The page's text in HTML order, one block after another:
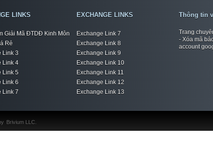
LINKS
Giải Mã ĐTDĐ Kinh Môn
Rẻ
Link 3
Link 4
Link 5
Link 6
Link 7
EXCHANGE LINKS
Exchange Link 7
Exchange Link 8
Exchange Link 9
Exchange Link 10
Exchange Link 11
Exchange Link 12
Exchange Link 13
Thông tin
Trang
- Xóa mã
account
Brivium LLC.